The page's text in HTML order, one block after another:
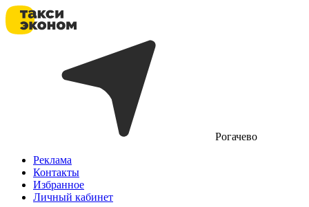
Рогачево
Реклама
Контакты
Избранное
Личный кабинет